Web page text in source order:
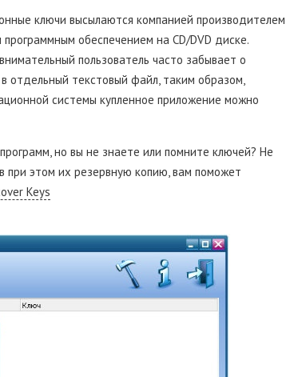
ключи высылаются компанией производителем
обеспечением на CD/DVD диске.
пользователь часто забывает о
отдельный текстовый файл, таким образом,
системы купленное приложение можно
но вы не знаете или помните ключей? Не
при этом их резервную копию, вам поможет
Keys